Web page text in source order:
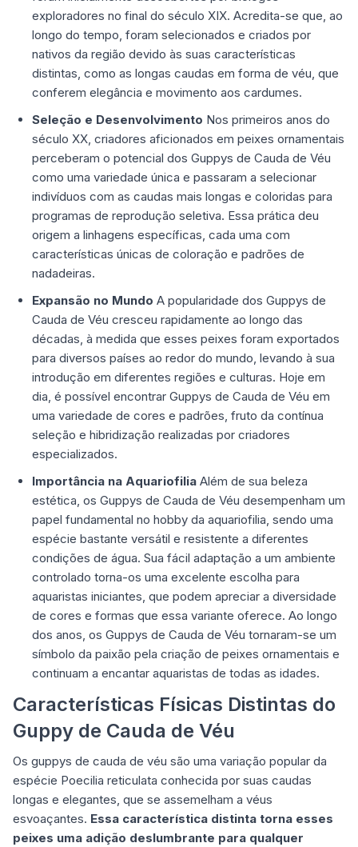
exploradores no final do século XIX. Acredita-se que, ao
longo do tempo, foram selecionados e criados por
nativos da região devido às suas características
distintas, como as longas caudas em forma de véu, que
conferem elegância e movimento aos cardumes.
Seleção e Desenvolvimento Nos primeiros anos do
século XX, criadores aficionados em peixes ornamentais
perceberam o potencial dos Guppys de Cauda de Véu
como uma variedade única e passaram a selecionar
indivíduos com as caudas mais longas e coloridas para
programas de reprodução seletiva. Essa prática deu
origem a linhagens específicas, cada uma com
características únicas de coloração e padrões de
nadadeiras.
Expansão no Mundo A popularidade dos Guppys de
Cauda de Véu cresceu rapidamente ao longo das
décadas, à medida que esses peixes foram exportados
para diversos países ao redor do mundo, levando à sua
introdução em diferentes regiões e culturas. Hoje em
dia, é possível encontrar Guppys de Cauda de Véu em
uma variedade de cores e padrões, fruto da contínua
seleção e hibridização realizadas por criadores
especializados.
Importância na Aquariofilia Além de sua beleza
estética, os Guppys de Cauda de Véu desempenham um
papel fundamental no hobby da aquariofilia, sendo uma
espécie bastante versátil e resistente a diferentes
condições de água. Sua fácil adaptação a um ambiente
controlado torna-os uma excelente escolha para
aquaristas iniciantes, que podem apreciar a diversidade
de cores e formas que essa variante oferece. Ao longo
dos anos, os Guppys de Cauda de Véu tornaram-se um
símbolo da paixão pela criação de peixes ornamentais e
continuam a encantar aquaristas de todas as idades.
Características Físicas Distintas do
Guppy de Cauda de Véu
Os guppys de cauda de véu são uma variação popular da
espécie Poecilia reticulata conhecida por suas caudas
longas e elegantes, que se assemelham a véus
esvoaçantes. Essa característica distinta torna esses
peixes uma adição deslumbrante para qualquer